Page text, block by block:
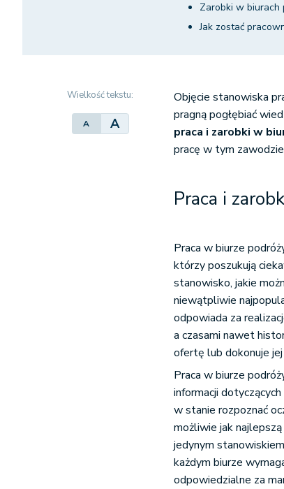
Zarobki w biurach
Jak zostać
Wielkość tekstu:
A A
Objęcie stanowiska
pragną pogłębiać
praca i zarobki w
pracę w tym
Praca i
Praca w biurze
którzy poszukują
stanowisko, jakie
niewątpliwie
odpowiada za
a czasami nawet
ofertę lub dokonuje
Praca w biurze
informacji
w stanie rozpoznać
możliwie jak
jedynym
każdym biurze
odpowiedzialne za